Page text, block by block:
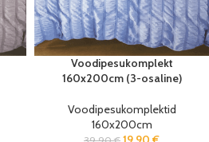
Voodipesukomplekt
160x200cm (3-osaline)
Voodipesukomplektid
160x200cm